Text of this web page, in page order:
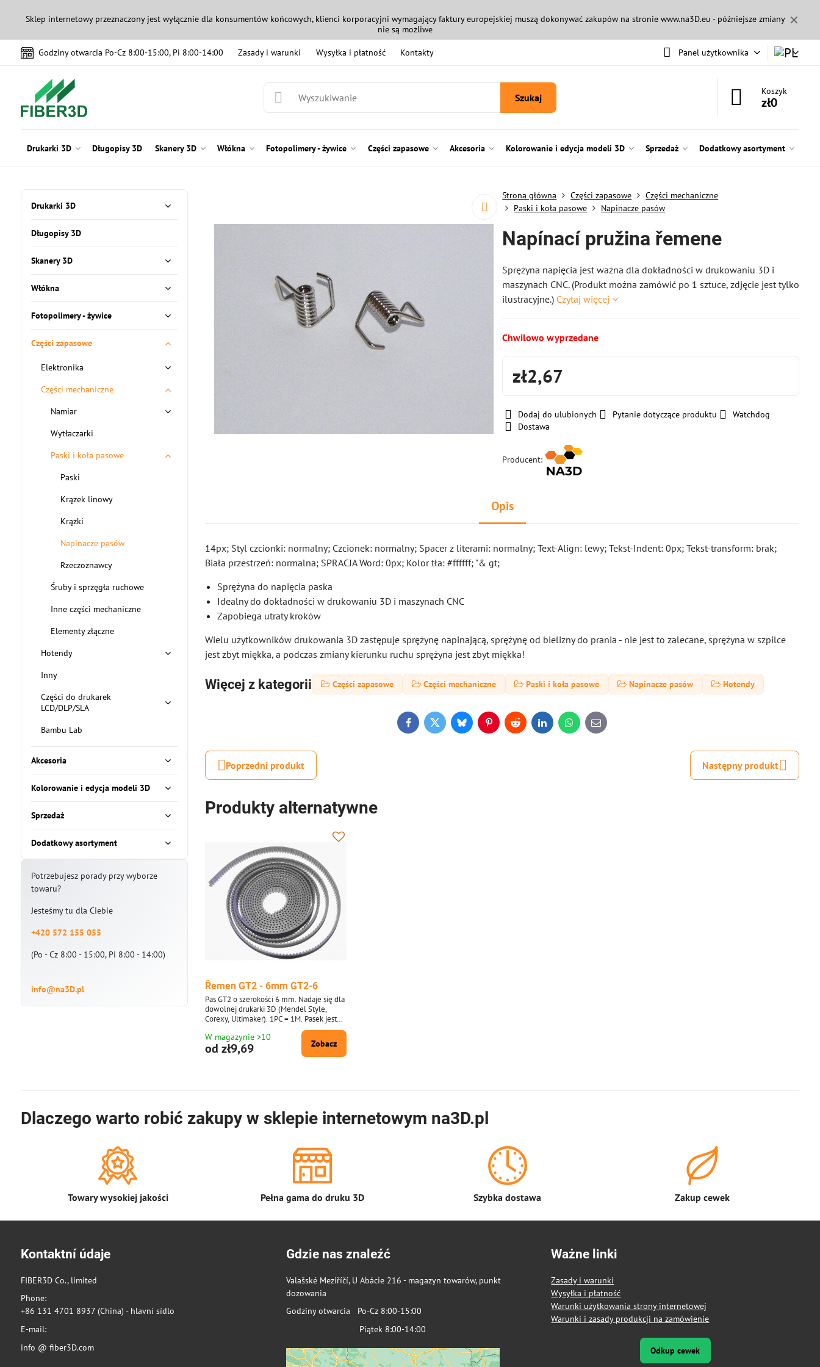
✕
Sklep internetowy przeznaczony jest wyłącznie dla konsumentów końcowych, klienci korporacyjni wymagający faktury europejskiej muszą dokonywać zakupów na stronie www.na3D.eu - późniejsze zmiany
nie są możliwe
Godziny otwarcia Po-Cz 8:00-15:00, Pi 8:00-14:00 Zasady i warunki Wysyłka i płatność Kontakty Panel użytkownika
Szukaj
Koszyk
zł0
Drukarki 3D Długopisy 3D Skanery 3D Włókna Fotopolimery - żywice Części zapasowe Akcesoria Kolorowanie i edycja modeli 3D Sprzedaż Dodatkowy asortyment
Strona główna Części zapasowe
Części mechaniczne
Paski i koła pasowe
Napinacze pasów
Napínací pružina řemene
Sprężyna napięcia jest ważna dla dokładności w drukowaniu 3D i
maszynach CNC. (Produkt można zamówić po 1 sztuce, zdjęcie jest tylko
ilustracyjne.) Czytaj więcej
Chwilowo wyprzedane
zł2,67
Dodaj do ulubionych Pytanie dotyczące produktu
Watchdog
Dostawa
Producent:
Opis
14px; Styl czcionki: normalny; Czcionek: normalny; Spacer z literami: normalny; Text-Align: lewy; Tekst-Indent: 0px; Tekst-transform: brak;
Biała przestrzeń: normalna; SPRACJA Word: 0px; Kolor tła: #ffffff; "& gt;
Sprężyna do napięcia paska
Idealny do dokładności w drukowaniu 3D i maszynach CNC
Zapobiega utraty kroków
Wielu użytkowników drukowania 3D zastępuje sprężynę napinającą, sprężynę od bielizny do prania - nie jest to zalecane, sprężyna w szpilce
jest zbyt miękka, a podczas zmiany kierunku ruchu sprężyna jest zbyt miękka!
Więcej z kategorii Części zapasowe Części mechaniczne Paski i koła pasowe Napinacze pasów Hotendy
FacebookTwitterBlueskyPinterestRedditLinkedInWhatsApp
E-
mail
Poprzedni produkt Następny produkt
Produkty alternatywne
Řemen GT2 - 6mm GT2-6
Pas GT2 o szerokości 6 mm. Nadaje się dla
dowolnej drukarki 3D (Mendel Style,
Corexy, Ultimaker). 1PC = 1M. Pasek jest
wysyłany do 10 metrów. Ponad 10
metrów jest dostarczane w
wielokrotnościach 5 i 10 m.
W magazynie >10
od zł9,69 Zobacz
Drukarki 3D
Długopisy 3D
Skanery 3D
Włókna
Fotopolimery - żywice
Części zapasowe
Elektronika
Części mechaniczne
Namiar
Wytłaczarki
Paski i koła pasowe
Paski
Krążek linowy
Krążki
Napinacze pasów
Rzeczoznawcy
Śruby i sprzęgła ruchowe
Inne części mechaniczne
Elementy złączne
Hotendy
Inny
Części do drukarek
LCD/DLP/SLA
Bambu Lab
Akcesoria
Kolorowanie i edycja modeli 3D
Sprzedaż
Dodatkowy asortyment
Potrzebujesz porady przy wyborze
towaru?
Jesteśmy tu dla Ciebie
+420 572 155 055
(Po - Cz 8:00 - 15:00, Pi 8:00 - 14:00)
info@na3D.pl
Dlaczego warto robić zakupy w sklepie internetowym na3D.pl
Towary wysokiej jakości Pełna gama do druku 3D Szybka dostawa Zakup cewek
Kontaktní údaje
FIBER3D Co., limited
Phone:
+86 131 4701 8937 (China) - hlavní sídlo
E-mail:
info @ fiber3D.com
Gdzie nas znaleźć
Valašské Meziříčí, U Abácie 216 - magazyn towarów, punkt
dozowania
Godziny otwarcia Po-Cz 8:00-15:00
Piątek 8:00-14:00
Ważne linki
Zasady i warunki
Wysyłka i płatność
Warunki użytkowania strony internetowej
Warunki i zasady produkcji na zamówienie
Odkup cewek